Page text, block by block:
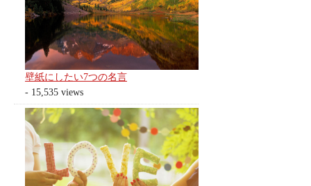
壁紙にしたい7つの名言
- 15,535 views